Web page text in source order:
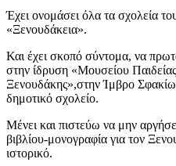
Έχει ονομάσει όλα τα σχολεία
«Ξενουδάκεια».
Και έχει σκοπό σύντομα, να
στην ίδρυση «Μουσείου
Ξενουδάκης»,στην Ίμβρο
δημοτικό σχολείο.
Μένει και πιστεύω να μην
βιβλίου-μονογραφία για τον
ιστορικό.